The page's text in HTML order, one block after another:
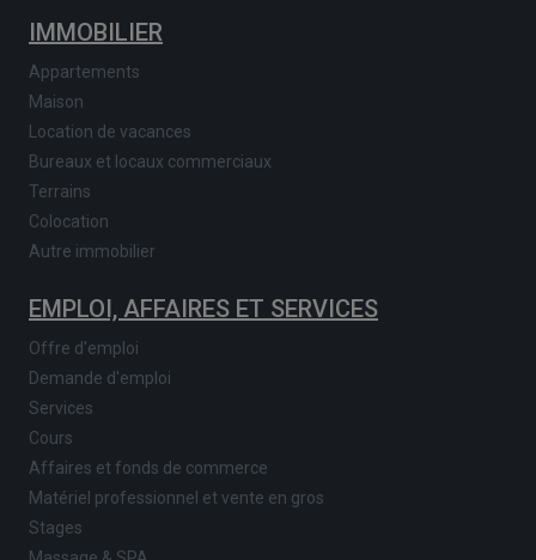
IMMOBILIER
Appartements
Maison
Location de vacances
Bureaux et locaux commerciaux
Terrains
Colocation
Autre immobilier
EMPLOI, AFFAIRES ET SERVICES
Offre d'emploi
Demande d'emploi
Services
Cours
Affaires et fonds de commerce
Matériel professionnel et vente en gros
Stages